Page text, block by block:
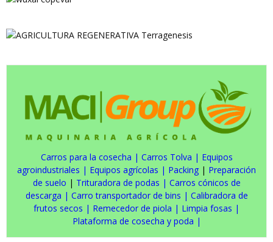
Carros para la cosecha | Carros Tolva | Equipos
agroindustriales | Equipos agrícolas | Packing | Preparación
de suelo | Trituradora de podas | Carros cónicos de
descarga | Carro transportador de bins | Calibradora de
frutos secos | Remecedor de piola | Limpia fosas |
Plataforma de cosecha y poda |